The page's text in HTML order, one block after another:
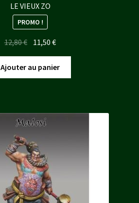
LE VIEUX ZO
PROMO !
12,80€ Le
prix
initial
était :
11,50€Le
prix
actuel
est :
Ajouter au panier